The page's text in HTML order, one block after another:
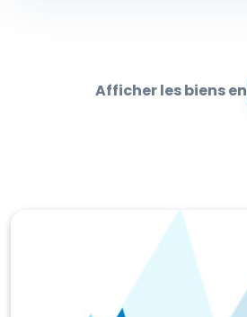
Afficher les biens en